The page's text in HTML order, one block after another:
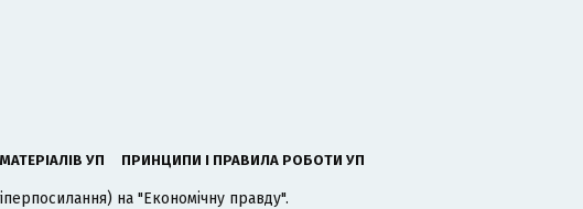
УП ПРИНЦИПИ І ПРАВИЛА РОБОТИ УП
на "Економічну правду".